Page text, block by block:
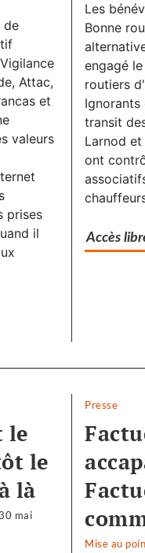
de
Attac,
et
valeurs
prises
il
Les
Bonne
engagé
routiers
transit
Larnod et
ont
Accès
le
le
là
mai
Presse
Mise au